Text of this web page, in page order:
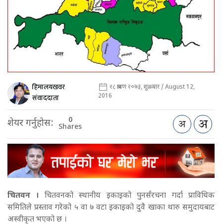
हिमालयखवर
संवाददाता
२८ श्रावण २०७३, शुक्रबार / August 12,
2016
शेयर गर्नुहोस: 0
Shares
चितवन । चितवनको स्थानीय इकाइको पुनर्संरचना गर्दा प्राविधिक
समितिले प्रस्ताव गरेको ५ वा ७ वटा इकाइको दुवै खाका थारु समुदायबाट
अस्वीकृत भएको छ ।